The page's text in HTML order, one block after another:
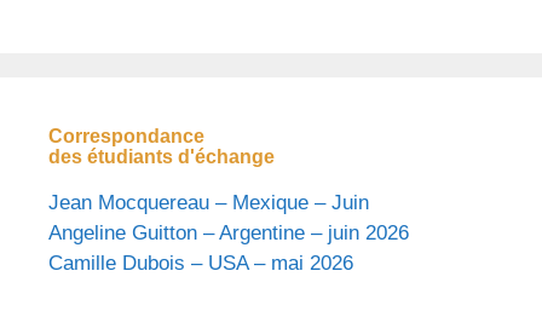
Correspondance
des étudiants d'échange
Jean Mocquereau – Mexique – Juin
Angeline Guitton – Argentine – juin 2026
Camille Dubois – USA – mai 2026